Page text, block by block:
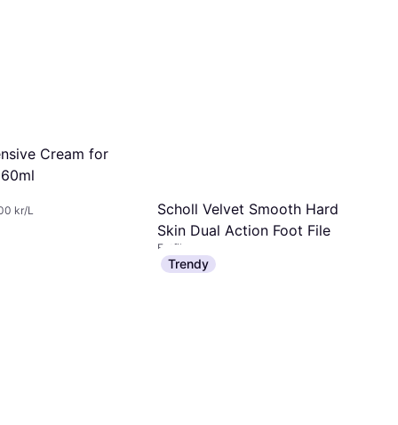
Cream for
kr/L
Scholl Velvet Smooth Hard
Skin Dual Action Foot File
Fotfil
82 kr
Trendy